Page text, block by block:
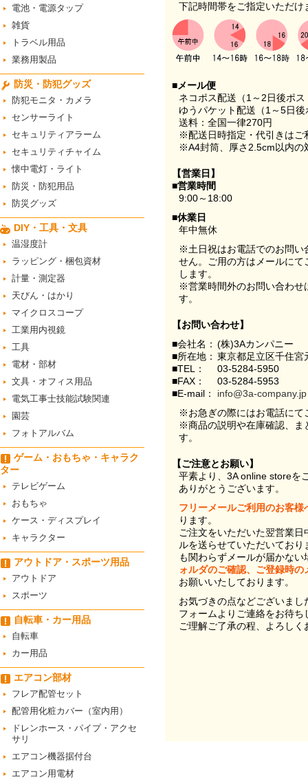
電池・電源タップ
雑貨
トラベル用品
業務用製品
防災・防犯グッズ
防犯モニタ・カメラ
センサーライト
セキュリティアラーム
セキュリティチャイム
懐中電灯・ライト
防災・防犯用品
防災グッズ
DIY・工具・文具
温湿度計
ラッピング・梱包資材
計量・測定器
天びん・はかり
マイクロスコープ
工業用内視鏡
工具
電材・部材
文具・オフィス用品
電気工事士技能試験関連
園芸
フォトアルバム
ゲーム・おもちゃ・キャラク
ター
テレビゲーム
おもちゃ
ケース・ディスプレイ
キャラクター
アウトドア・スポーツ用品
アウトドア
スポーツ
自転車・カー用品
自転車
カー用品
エアコン部材
フレア配管セット
配管用化粧カバー（室内用）
ドレンホース・パイプ・アクセ
サリ
エアコン機器据付台
エアコン用電材
下記時間帯をご指定いただけ
■メール便
ネコポス配送（1～2日後ポ
ゆうパケット配送（1～5日
送料：全国一律270円
※配送日時指定・代引きはご
※A4封筒、厚さ2.5cm以内の
【営業日】
■営業時間
9:00～18:00
■休業日
年中無休
※土日祝はお電話でのお問い
せん。ご用の方はメールに
します。
※営業時間外のお問い合わせ
す。
【お問い合わせ】
■会社名： (株)3Aカンパニー
■所在地： 東京都足立区千住
■TEL：
03-5284-5950
■FAX：
03-5284-5953
■E-mail：
info@3a-company.jp
※お急ぎの際にはお電話にて
※商品の説明や在庫確認、ま
す。
【ご注意とお願い】
平素より、3A online storeを
ありがとうございます。
フリーメールご利用のお客様
ります。
ご注文をいただいた翌営業
ルを送らせていただいてお
も関わらずメールが届かない
ォルダのご確認、ご登録時
お願いいたしております。
お気づきの点などございま
フォームよりご連絡をお待ち
ご理解ご了承の程、よろし